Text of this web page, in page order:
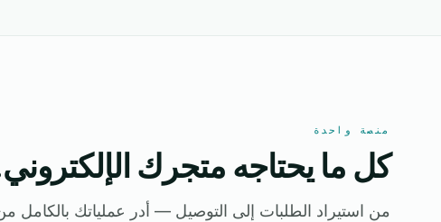
منصة واحدة
كل ما يحتاجه متجرك
من استيراد الطلبات إلى التوصيل — أدر عملياتك بالكامل